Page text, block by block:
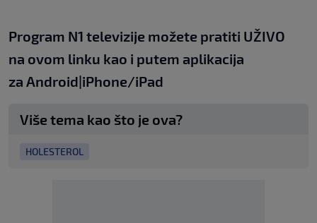
Program N1 televizije možete pratiti UŽIVO
na ovom linku kao i putem aplikacija
za Android|iPhone/iPad
Više tema kao što je ova?
HOLESTEROL